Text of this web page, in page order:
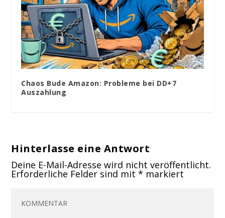
Chaos Bude Amazon: Probleme bei DD+7
Auszahlung
Hinterlasse eine Antwort
Deine E-Mail-Adresse wird nicht veröffentlicht.
Erforderliche Felder sind mit* markiert